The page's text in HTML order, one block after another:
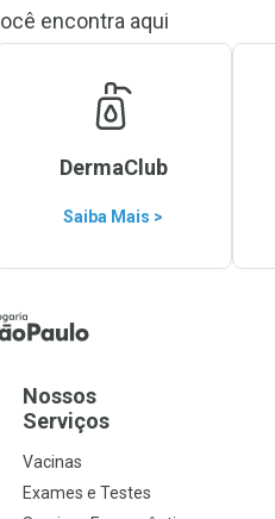
encontra aqui
DermaClub
Saiba Mais >
Nossos
Serviços
Vacinas
Exames e Testes